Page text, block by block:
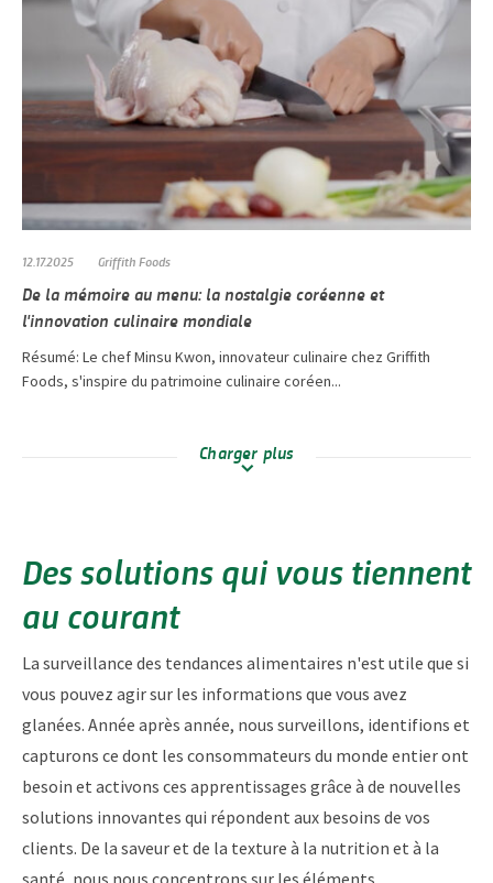
12.17.2025 Griffith Foods
De la mémoire au menu: la nostalgie coréenne et
l'innovation culinaire mondiale
Résumé: Le chef Minsu Kwon, innovateur culinaire chez Griffith
Foods, s'inspire du patrimoine culinaire coréen...
Charger plus
Des solutions qui vous tiennent
au courant
La surveillance des tendances alimentaires n'est utile que si
vous pouvez agir sur les informations que vous avez
glanées. Année après année, nous surveillons, identifions et
capturons ce dont les consommateurs du monde entier ont
besoin et activons ces apprentissages grâce à de nouvelles
solutions innovantes qui répondent aux besoins de vos
clients. De la saveur et de la texture à la nutrition et à la
santé, nous nous concentrons sur les éléments